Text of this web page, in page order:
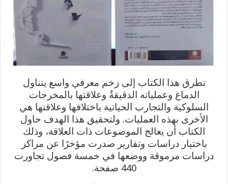
تطرق هذا الكتاب إلى زخم معرفي واسع يتناول
الدماغ وعملياته الدقيقةٌ وعلاقتها بالمخرجات
السلوكية والتجارب الحياتية باختلافها وعلاقتها هي
الأخرى بهذه العمليات. ولتحقيق هذا الهدف حاول
الكتاب أن يعالج الموضوعات ذات العلاقة، وذلك
باختيار دراسات وتقارير صدرت مؤخرًا عن مراكز
دراسات مرموقة ووضعها في خمسة فصول تجاورت
440 صفحة.